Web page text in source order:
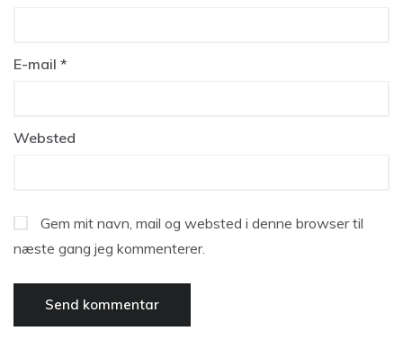
E-mail *
Websted
Gem mit navn, mail og websted i denne browser til
næste gang jeg kommenterer.